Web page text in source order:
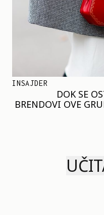
INSAJDER
DOK SE
BRENDOVI OVE